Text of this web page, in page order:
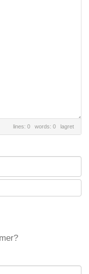
lines: 0 words: 0 lagret